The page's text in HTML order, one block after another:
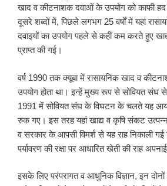
खाद व कीटनाशक दवाओं के उपयोग को काफी
दूसरे शब्दों में, पिछले लगभग 25 वर्षों में यहां
दवाइयों का उपयोग पहले से कहीं कम करते हुए
प्राप्त की गई।
वर्ष 1990 तक क्यूबा में रासायनिक खाद व
उपयोग होता था। इन्हें मुख्य रूप से सोवियत संघ
1991 में सोवियत संघ के विघटन के चलते यह
रुक गए। इस तरह यहां खाद्य व कृषि संकट उत्पन्न
व सरकार के आपसी विमर्श से यह राह निकाली गई
पर्यावरण की रक्षा पर आधारित खेती की राह
इसके लिए परंपरागत व आधुनिक विज्ञान, इन दोनों